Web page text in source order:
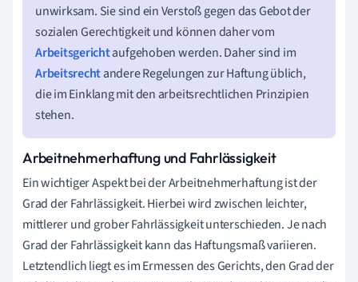
unwirksam. Sie sind ein Verstoß gegen das Gebot der
sozialen Gerechtigkeit und können daher vom
Arbeitsgerichtaufgehoben werden. Daher sind im
Arbeitsrechtandere Regelungen zur Haftung üblich,
die im Einklang mit den arbeitsrechtlichen Prinzipien
stehen.
Arbeitnehmerhaftung und Fahrlässigkeit
Ein wichtiger Aspekt bei der Arbeitnehmerhaftung ist der
Grad der Fahrlässigkeit. Hierbei wird zwischen leichter,
mittlerer und grober Fahrlässigkeit unterschieden. Je nach
Grad der Fahrlässigkeit kann das Haftungsmaß variieren.
Letztendlich liegt es im Ermessen des Gerichts, den Grad der